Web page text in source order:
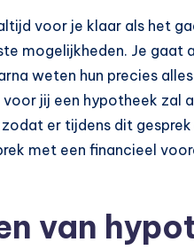
voor je klaar als het
mogelijkheden. Je gaat
weten hun precies
jij een hypotheek zal
er tijdens dit
met een financieel
van